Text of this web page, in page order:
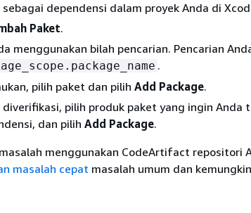
dependensi dalam proyek Anda di
Paket.
menggunakan bilah pencarian. Pencarian
.
pilih paket dan pilih Add Package.
pilih produk paket yang ingin Anda
dan pilih Add Package.
menggunakan CodeArtifact repositori
masalah cepat masalah umum dan